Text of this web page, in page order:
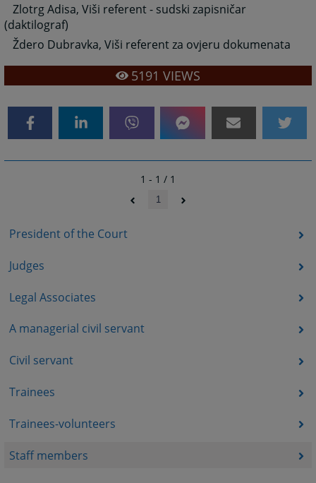
President of the Court
Judges
Legal Associates
A managerial civil servant
Civil servant
Trainees
Trainees-volunteers
Staff members
Zlotrg Adisa, Viši referent - sudski zapisničar
(daktilograf)
Ždero Dubravka, Viši referent za ovjeru dokumenata
5191 VIEWS
1 - 1 / 1
1